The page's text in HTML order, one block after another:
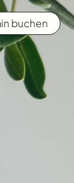
buchen